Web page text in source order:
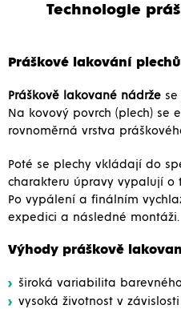
Technologie
Práškové lakování
Práškově lakované nádrže
Na kovový povrch (plech) se
rovnoměrná vrstva
Poté se plechy vkládají do
charakteru úpravy vypalují o
Po vypálení a finálním
expedici a následné montáži.
Výhody práškově
široká variabilita
vysoká životnost v